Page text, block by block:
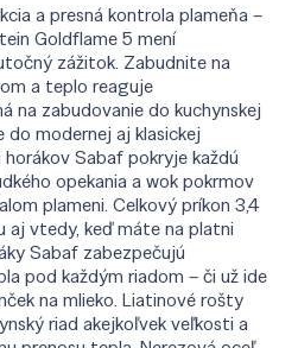
a presná kontrola plameňa –
Goldflame 5 mení
zážitok. Zabudnite na
a teplo reaguje
na zabudovanie do kuchynskej
do modernej aj klasickej
Sabaf pokryje každú
opekania a wok pokrmov
plameni. Celkový príkon 3,4
vtedy, keď máte na platni
Sabaf zabezpečujú
pod každým riadom – či už ide
na mlieko. Liatinové rošty
riad akejkoľvek veľkosti a